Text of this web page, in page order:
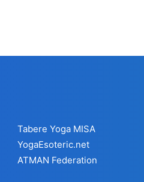
Tabere Yoga MISA
YogaEsoteric.net
ATMAN Federation